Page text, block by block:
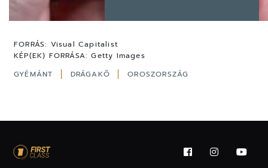
FORRÁS: Visual Capitalist
KÉP(EK) FORRÁSA: Getty Images
GYÉMÁNT
DRÁGAKŐ OROSZORSZÁG